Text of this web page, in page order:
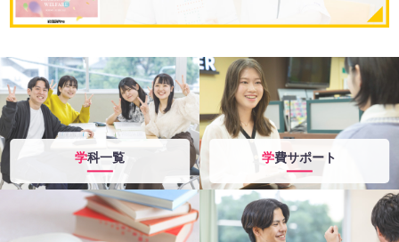
学科一覧 学費サポート